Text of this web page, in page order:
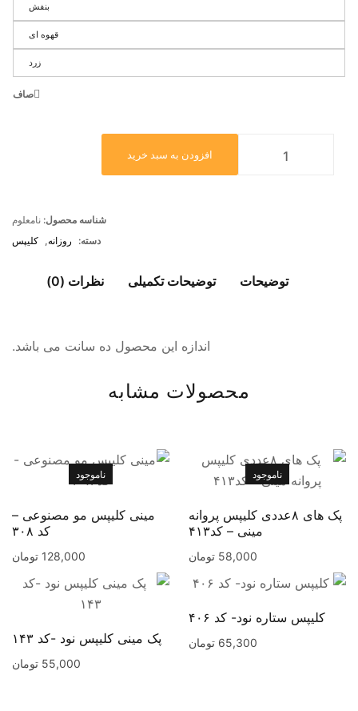
بنفش
قهوه ای
زرد
صاف
افزودن به سبد خرید
شناسه محصول: نامعلوم
دسته:
روزانه, کلیپس
توضیحات توضیحات تکمیلی نظرات (0)
اندازه این محصول ده سانت می باشد.
محصولات مشابه
ناموجود
پک های ۸عددی کلیپس پروانه
مینی – کد۴۱۳
58,000 تومان
ناموجود
مینی کلیپس مو مصنوعی –
کد ۳۰۸
128,000 تومان
کلیپس ستاره نود- کد ۴۰۶
65,300 تومان پک مینی کلیپس نود -کد ۱۴۳
55,000 تومان